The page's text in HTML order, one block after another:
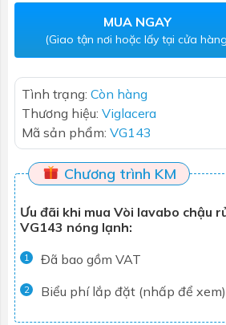
MUA NGAY
(Giao tận nơi hoặc lấy tại cửa
Tình trạng: Còn hàng
Thương hiệu: Viglacera
Mã sản phẩm: VG143
Chương trình KM
Ưu đãi khi mua Vòi lavabo chậu
VG143 nóng lạnh:
1 Đã bao gồm VAT
2 Biểu phí lắp đặt (nhấp để xem)